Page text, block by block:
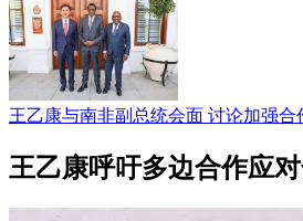
王乙康与南非副总统会面 讨论加强合
王乙康呼吁多边合作应